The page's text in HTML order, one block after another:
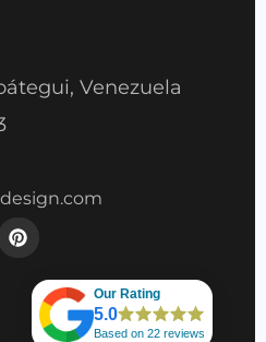
Venezuela
Our Rating
5.0
Based on 22 reviews